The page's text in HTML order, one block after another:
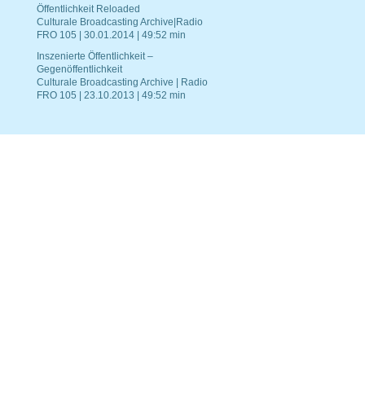
Öffentlichkeit Reloaded
Culturale Broadcasting Archive|Radio
FRO 105 | 30.01.2014 | 49:52 min
Inszenierte Öffentlichkeit –
Gegenöffentlichkeit
Culturale Broadcasting Archive | Radio
FRO 105 | 23.10.2013 | 49:52 min